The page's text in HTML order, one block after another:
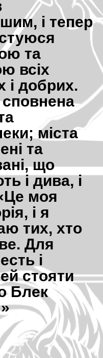
і тепер
та
всіх
і добрих.
міста
та
що
і дива, і
моя
і я
тих, хто
Для
і
стояти
Блек